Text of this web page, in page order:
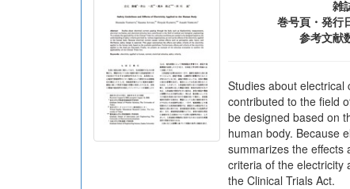
雑
巻号頁・発行
参考文献
Studies about
contributed to the field
be designed based on
human body. Because
summarizes the effects
criteria of the electricity
the Clinical Trials Act.